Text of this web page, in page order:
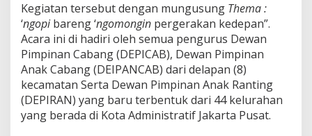
Kegiatan tersebut dengan mungusung Thema :
‘ngopibareng ‘ngomongin pergerakan kedepan”.
Acara ini di hadiri oleh semua pengurus Dewan
Pimpinan Cabang (DEPICAB), Dewan Pimpinan
Anak Cabang (DEIPANCAB) dari delapan (8)
kecamatan Serta Dewan Pimpinan Anak Ranting
(DEPIRAN) yang baru terbentuk dari 44 kelurahan
yang berada di Kota Administratif Jakarta Pusat.